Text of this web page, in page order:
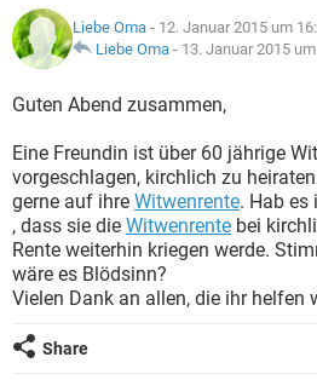
Liebe Oma - 12. Januar 2015 um
Liebe Oma - 13. Januar 2015
Guten Abend zusammen,
Eine Freundin ist über 60 jährige
vorgeschlagen, kirchlich zu
gerne auf ihre Witwenrente. Hab es
, dass sie die Witwenrente bei
Rente weiterhin kriegen werde.
wäre es Blödsinn?
Vielen Dank an allen, die ihr helfen
Share